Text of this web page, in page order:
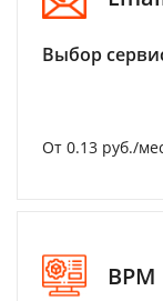
Выбор
От 0.13 руб./
BPM